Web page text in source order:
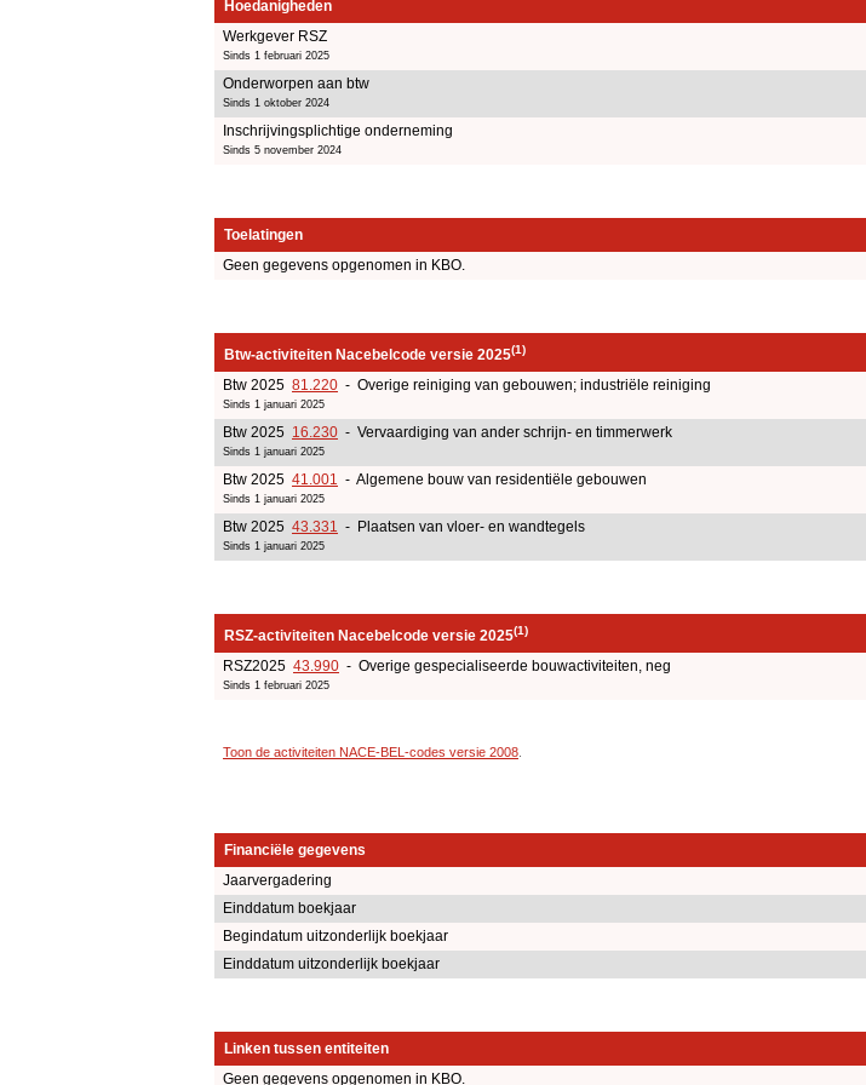
Hoedanigheden
Werkgever RSZ
Sinds 1 februari 2025
Onderworpen aan btw
Sinds 1 oktober 2024
Inschrijvingsplichtige onderneming
Sinds 5 november 2024
Toelatingen
Geen gegevens opgenomen in KBO.
Btw-activiteiten Nacebelcode versie 2025(1)
Btw 2025 81.220 - Overige reiniging van gebouwen; industriële reiniging
Sinds 1 januari 2025
Btw 2025 16.230 - Vervaardiging van ander schrijn- en timmerwerk
Sinds 1 januari 2025
Btw 2025 41.001 - Algemene bouw van residentiële gebouwen
Sinds 1 januari 2025
Btw 2025 43.331 - Plaatsen van vloer- en wandtegels
Sinds 1 januari 2025
RSZ-activiteiten Nacebelcode versie 2025(1)
RSZ2025 43.990 - Overige gespecialiseerde bouwactiviteiten, neg
Sinds 1 februari 2025
Toon de activiteiten NACE-BEL-codes versie 2008
Financiële gegevens
Jaarvergadering
Einddatum boekjaar
Begindatum uitzonderlijk boekjaar
Einddatum uitzonderlijk boekjaar
Linken tussen entiteiten
Geen gegevens opgenomen in KBO.